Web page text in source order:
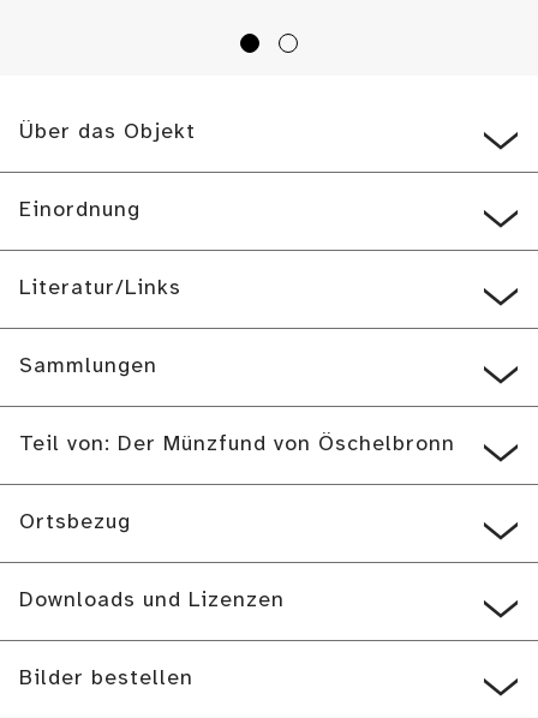
Über das Objekt
Einordnung
Literatur/Links
Sammlungen
Teil von: Der Münzfund von Öschelbronn
Ortsbezug
Downloads und Lizenzen
Bilder bestellen